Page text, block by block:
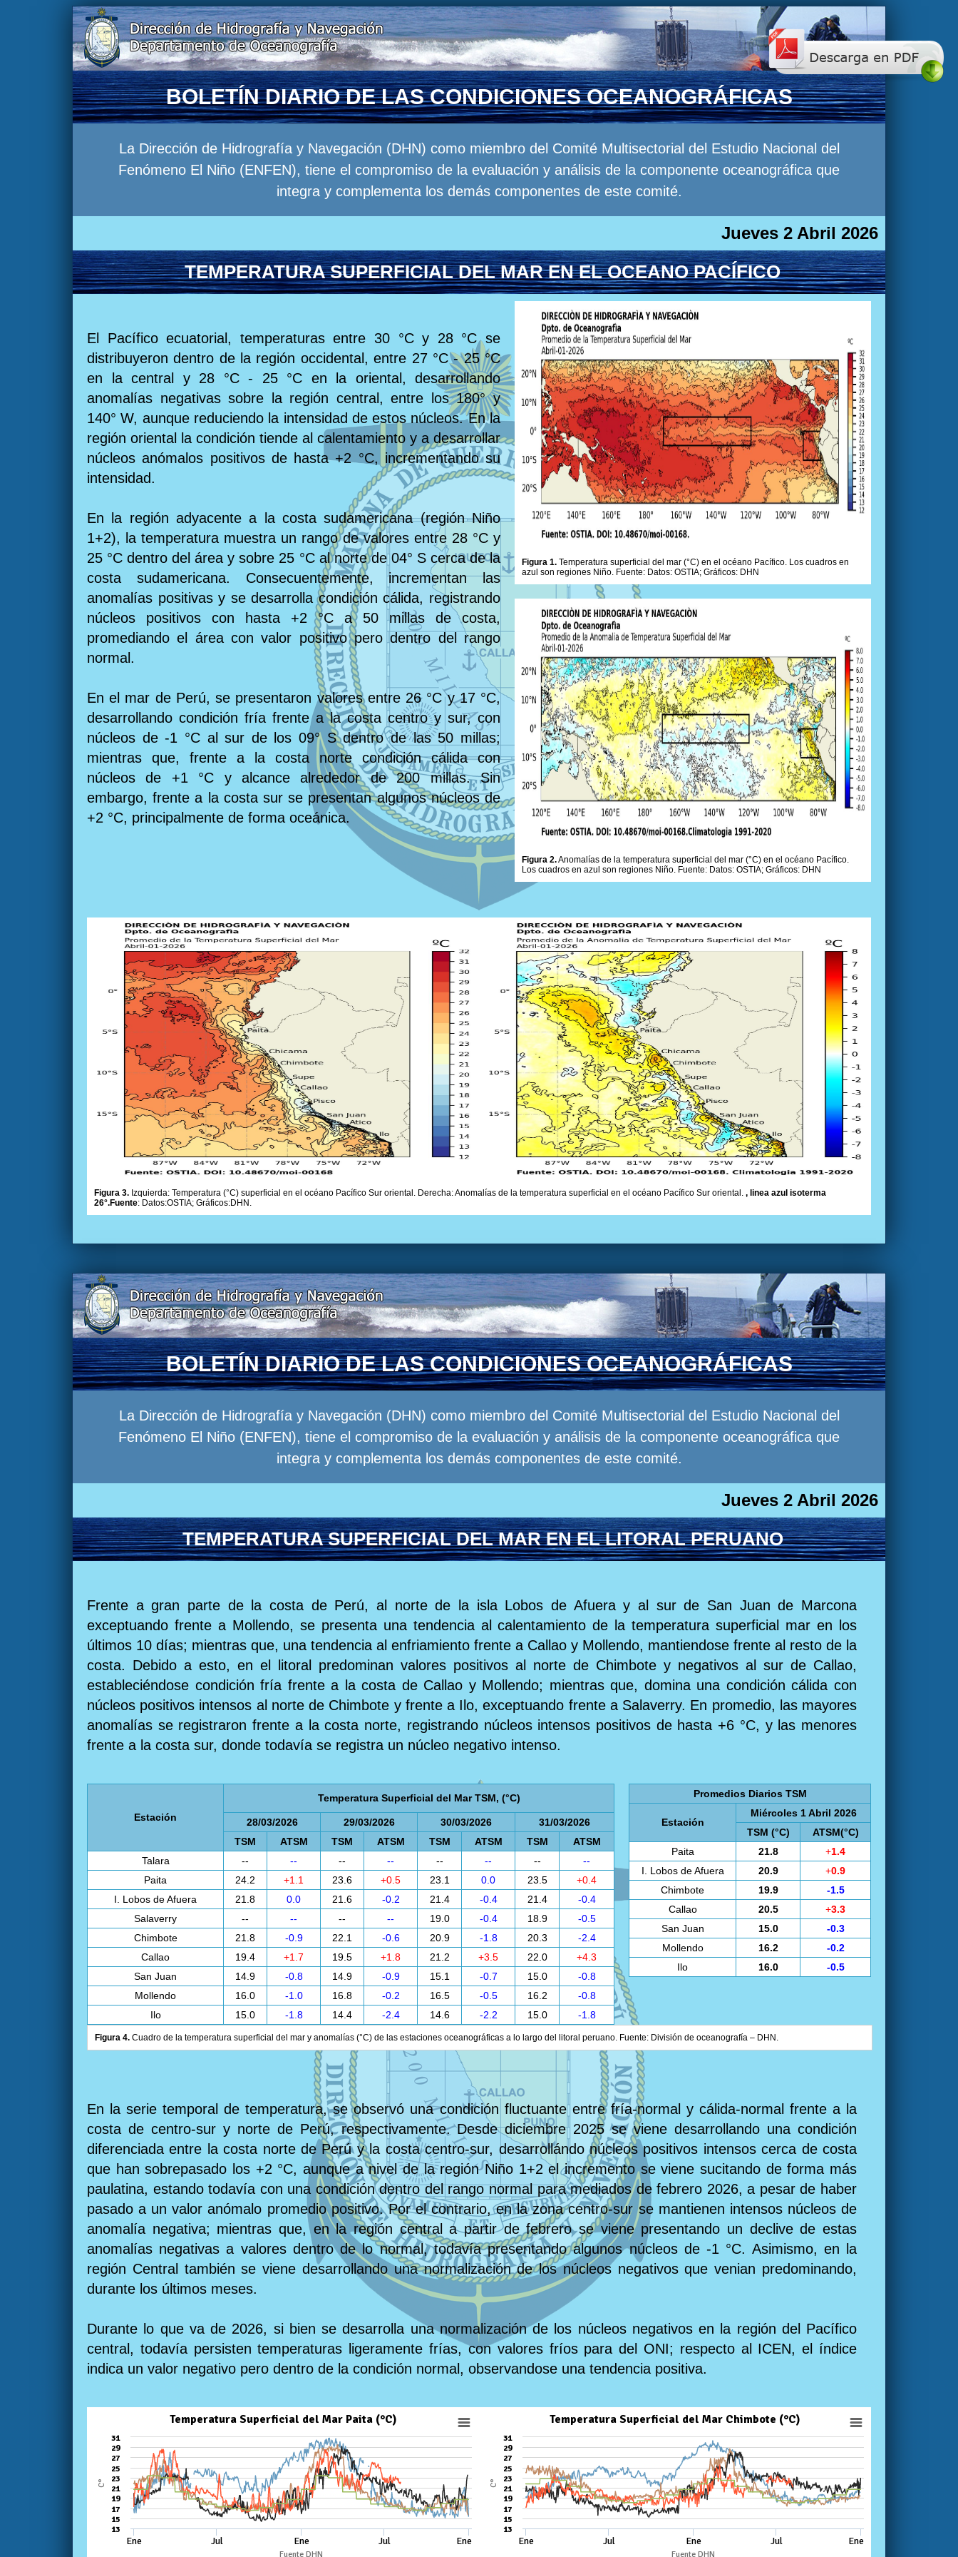
BOLETÍN DIARIO DE LAS CONDICIONES OCEANOGRÁFICAS
La Dirección de Hidrografía y Navegación (DHN) como miembro del Comité Multisectorial del Estudio Nacional del
Fenómeno El Niño (ENFEN), tiene el compromiso de la evaluación y análisis de la componente oceanográfica que
integra y complementa los demás componentes de este comité.
Jueves 2 Abril 2026
TEMPERATURA SUPERFICIAL DEL MAR EN EL OCEANO PACÍFICO
El Pacífico ecuatorial, temperaturas entre 30 °C y 28 °C se
distribuyeron dentro de la región occidental, entre 27 °C - 25 °C
en la central y 28 °C - 25 °C en la oriental, desarrollando
anomalías negativas sobre la región central, entre los 180° y
140° W, aunque reduciendo la intensidad de estos núcleos. En la
región oriental la condición tiende al calentamiento y a desarrollar
núcleos anómalos positivos de hasta +2 °C, incrementando su
intensidad.
En la región adyacente a la costa sudamericana (región Niño
1+2), la temperatura muestra un rango de valores entre 28 °C y
25 °C dentro del área y sobre 25 °C al norte de 04° S cerca de la
costa sudamericana. Consecuentemente, incrementan las
anomalías positivas y se desarrolla condición cálida, registrando
núcleos positivos con hasta +2 °C a 50 millas de costa,
promediando el área con valor positivo pero dentro del rango
normal.
En el mar de Perú, se presentaron valores entre 26 °C y 17 °C,
desarrollando condición fría frente a la costa centro y sur, con
núcleos de -1 °C al sur de los 09° S dentro de las 50 millas;
mientras que, frente a la costa norte condición cálida con
núcleos de +1 °C y alcance alrededor de 200 millas. Sin
embargo, frente a la costa sur se presentan algunos núcleos de
+2 °C, principalmente de forma oceánica.
Figura 1. Temperatura superficial del mar (°C) en el océano Pacífico. Los cuadros en
azul son regiones Niño. Fuente: Datos: OSTIA; Gráficos: DHN
Figura 2.Anomalías de la temperatura superficial del mar (°C) en el océano Pacífico.
Los cuadros en azul son regiones Niño. Fuente: Datos: OSTIA; Gráficos: DHN
Figura 3. Izquierda: Temperatura (°C) superficial en el océano Pacífico Sur oriental. Derecha: Anomalías de la temperatura superficial en el océano Pacífico Sur oriental. , linea azul isoterma
26°.Fuente: Datos:OSTIA; Gráficos:DHN.
BOLETÍN DIARIO DE LAS CONDICIONES OCEANOGRÁFICAS
La Dirección de Hidrografía y Navegación (DHN) como miembro del Comité Multisectorial del Estudio Nacional del
Fenómeno El Niño (ENFEN), tiene el compromiso de la evaluación y análisis de la componente oceanográfica que
integra y complementa los demás componentes de este comité.
Jueves 2 Abril 2026
TEMPERATURA SUPERFICIAL DEL MAR EN EL LITORAL PERUANO
Frente a gran parte de la costa de Perú, al norte de la isla Lobos de Afuera y al sur de San Juan de Marcona
exceptuando frente a Mollendo, se presenta una tendencia al calentamiento de la temperatura superficial mar en los
últimos 10 días; mientras que, una tendencia al enfriamiento frente a Callao y Mollendo, mantiendose frente al resto de la
costa. Debido a esto, en el litoral predominan valores positivos al norte de Chimbote y negativos al sur de Callao,
estableciéndose condición fría frente a la costa de Callao y Mollendo; mientras que, domina una condición cálida con
núcleos positivos intensos al norte de Chimbote y frente a Ilo, exceptuando frente a Salaverry. En promedio, las mayores
anomalías se registraron frente a la costa norte, registrando núcleos intensos positivos de hasta +6 °C, y las menores
frente a la costa sur, donde todavía se registra un núcleo negativo intenso.
Estación
Temperatura Superficial del Mar TSM, (°C)
28/03/2026 29/03/2026 30/03/2026
31/03/2026
TSM
ATSM TSM ATSM TSM ATSM TSM
ATSM
Talara
-- -- -- -- -- -- --
--
Paita
24.2 +1.1 23.6 +0.5 23.1 0.0 23.5
+0.4
I. Lobos de Afuera
21.8 0.0 21.6 -0.2 21.4 -0.4 21.4
-0.4
Salaverry
-- -- -- -- 19.0 -0.4 18.9
-0.5
Chimbote
21.8 -0.9 22.1 -0.6 20.9 -1.8 20.3
-2.4
Callao
19.4 +1.7 19.5 +1.8 21.2 +3.5 22.0
+4.3
San Juan
14.9 -0.8 14.9 -0.9 15.1 -0.7 15.0
-0.8
Mollendo
16.0 -1.0 16.8 -0.2 16.5 -0.5 16.2
-0.8
Ilo
15.0 -1.8 14.4 -2.4 14.6 -2.2 15.0 -1.8
Promedios Diarios TSM
Estación
Miércoles 1 Abril 2026
TSM (°C)
ATSM(°C)
Paita
21.8 +1.4
I. Lobos de Afuera
20.9 +0.9
Chimbote
19.9
-1.5
Callao
20.5 +3.3
San Juan
15.0
-0.3
Mollendo
16.2
-0.2
Ilo
16.0 -0.5
Figura 4. Cuadro de la temperatura superficial del mar y anomalías (°C) de las estaciones oceanográficas a lo largo del litoral peruano. Fuente: División de oceanografía – DHN.
En la serie temporal de temperatura, se observó una condición fluctuante entre fría-normal y cálida-normal frente a la
costa de centro-sur y norte de Perú, respectivamente. Desde diciembre 2025 se viene desarrollando una condición
diferenciada entre la costa norte de Perú y la costa centro-sur, desarrollándo núcleos positivos intensos cerca de costa
que han sobrepasado los +2 °C, aunque a nivel de la región Niño 1+2 el incremento se viene sucitando de forma más
paulatina, estando todavía con una condición dentro del rango normal para mediados de febrero 2026, a pesar de haber
pasado a un valor anómalo promedio positivo. Por el contrario, en la zona centro-sur se mantienen intensos núcleos de
anomalía negativa; mientras que, en la región central a partir de febrero se viene presentando un declive de estas
anomalías negativas a valores dentro de lo normal, todavía presentando algunos núcleos de -1 °C. Asimismo, en la
región Central también se viene desarrollando una normalización de los núcleos negativos que venian predominando,
durante los últimos meses.
Durante lo que va de 2026, si bien se desarrolla una normalización de los núcleos negativos en la región del Pacífico
central, todavía persisten temperaturas ligeramente frías, con valores fríos para del ONI; respecto al ICEN, el índice
indica un valor negativo pero dentro de la condición normal, observandose una tendencia positiva.